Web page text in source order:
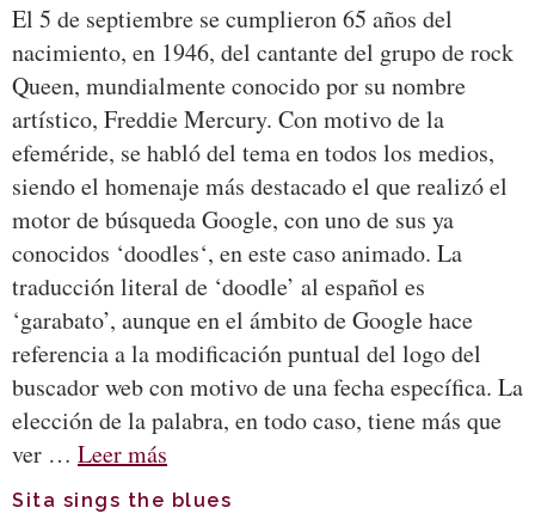
El 5 de septiembre se cumplieron 65 años del
nacimiento, en 1946, del cantante del grupo de rock
Queen, mundialmente conocido por su nombre
artístico, Freddie Mercury. Con motivo de la
efeméride, se habló del tema en todos los medios,
siendo el homenaje más destacado el que realizó el
motor de búsqueda Google, con uno de sus ya
conocidos ‘doodles‘, en este caso animado. La
traducción literal de ‘doodle’ al español es
‘garabato’, aunque en el ámbito de Google hace
referencia a la modificación puntual del logo del
buscador web con motivo de una fecha específica. La
elección de la palabra, en todo caso, tiene más que
ver … Leer más
Sita sings the blues